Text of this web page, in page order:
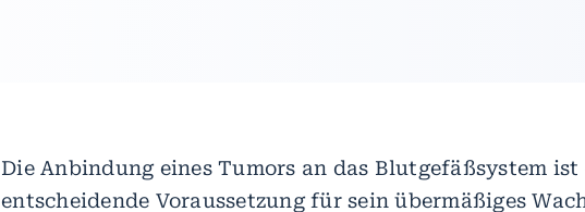
Die Anbindung eines Tumors an das Blutgefäßsystem ist
entscheidende Voraussetzung für sein übermäßiges